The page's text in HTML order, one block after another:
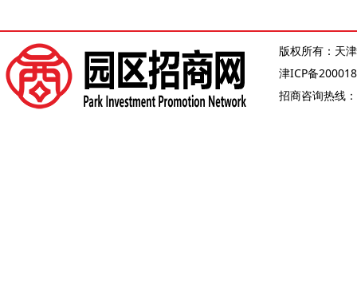
版权所有：天
津ICP备
招商咨询热线：